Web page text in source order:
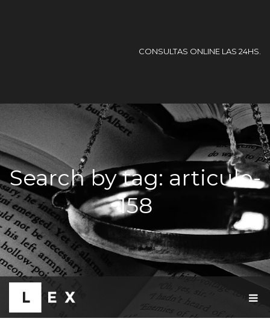
CONSULTAS ONLINE LAS 24HS.
Search by tag: articulo-
158
G